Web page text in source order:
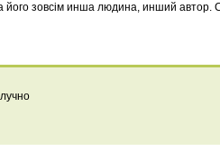
його зовсім инша людина, инший автор.